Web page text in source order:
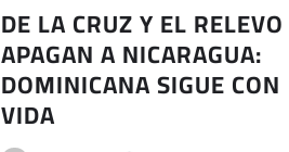
DE LA CRUZ Y EL RELEVO
APAGAN A NICARAGUA:
DOMINICANA SIGUE CON
VIDA